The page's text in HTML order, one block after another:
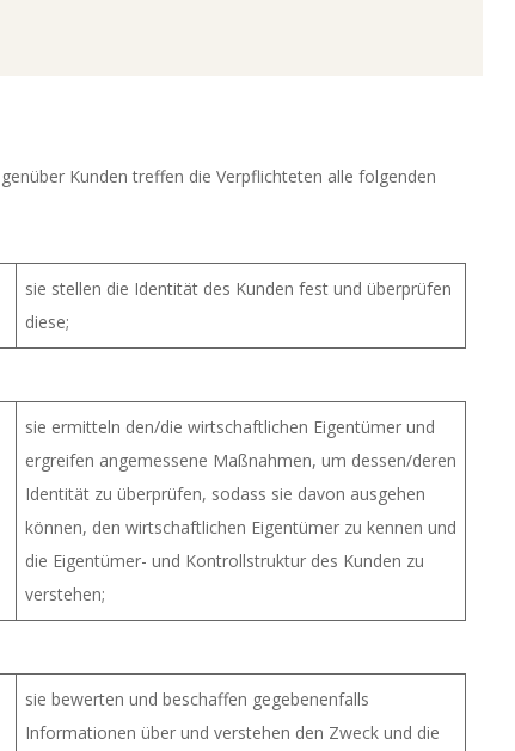
Kunden treffen die Verpflichteten alle folgenden
sie stellen die Identität des Kunden fest und überprüfen
diese;
sie ermitteln den/die wirtschaftlichen Eigentümer und
ergreifen angemessene Maßnahmen, um dessen/deren
Identität zu überprüfen, sodass sie davon ausgehen
können, den wirtschaftlichen Eigentümer zu kennen und
die Eigentümer- und Kontrollstruktur des Kunden zu
verstehen;
sie bewerten und beschaffen gegebenenfalls
Informationen über und verstehen den Zweck und die